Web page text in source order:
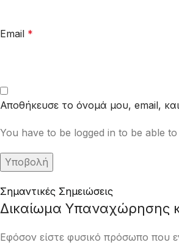
Email *
Αποθήκευσε το όνομά μου, email,
You have to be logged in to be able
Σημαντικές Σημειώσεις
Δικαίωμα Υπαναχώρησης
Εφόσον είστε φυσικό πρόσωπο που